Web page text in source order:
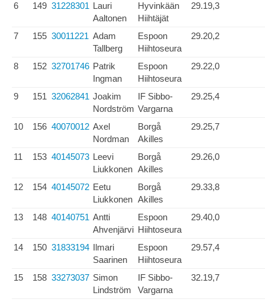
6 149 31228301 Lauri
Aaltonen
Hyvinkään
Hiihtäjät
29.19,3
7 155 30011221 Adam
Tallberg
Espoon
Hiihtoseura
29.20,2
8 152 32701746 Patrik
Ingman
Espoon
Hiihtoseura
29.22,0
9 151 32062841 Joakim
Nordström
IF Sibbo-
Vargarna
29.25,4
10 156 40070012 Axel
Nordman
Borgå
Akilles
29.25,7
11 153 40145073 Leevi
Liukkonen
Borgå
Akilles
29.26,0
12 154 40145072 Eetu
Liukkonen
Borgå
Akilles
29.33,8
13 148 40140751 Antti
Ahvenjärvi
Espoon
Hiihtoseura
29.40,0
14 150 31833194 Ilmari
Saarinen
Espoon
Hiihtoseura
29.57,4
15 158 33273037 Simon
Lindström
IF Sibbo-
Vargarna
32.19,7